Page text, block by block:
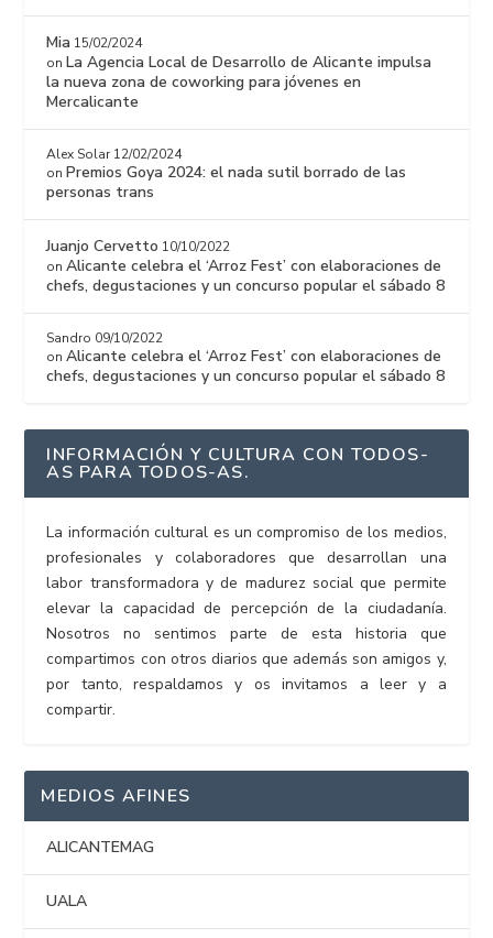
Mia 15/02/2024
on La Agencia Local de Desarrollo de Alicante impulsa
la nueva zona de coworking para jóvenes en
Mercalicante
Alex Solar 12/02/2024
on Premios Goya 2024: el nada sutil borrado de las
personas trans
Juanjo Cervetto 10/10/2022
onAlicante celebra el ‘Arroz Fest’ con elaboraciones de
chefs, degustaciones y un concurso popular el sábado 8
Sandro 09/10/2022
onAlicante celebra el ‘Arroz Fest’ con elaboraciones de
chefs, degustaciones y un concurso popular el sábado 8
INFORMACIÓN Y CULTURA CON TODOS-
AS PARA TODOS-AS.
La información cultural es un compromiso de los medios,
profesionales y colaboradores que desarrollan una
labor transformadora y de madurez social que permite
elevar la capacidad de percepción de la ciudadanía.
Nosotros no sentimos parte de esta historia que
compartimos con otros diarios que además son amigos y,
por tanto, respaldamos y os invitamos a leer y a
compartir.
MEDIOS AFINES
ALICANTEMAG
UALA